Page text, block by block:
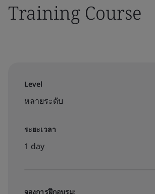
Training Course
Level
หลายระดับ
ระยะเวลา
1 day
จองการฝึกอบรม: